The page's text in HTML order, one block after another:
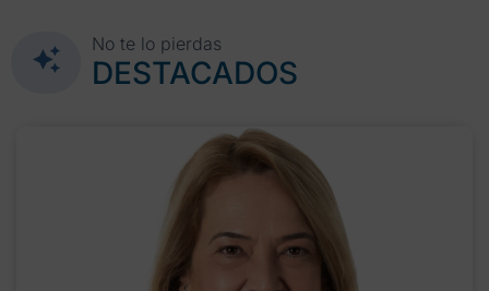
No te lo pierdas
DESTACADOS